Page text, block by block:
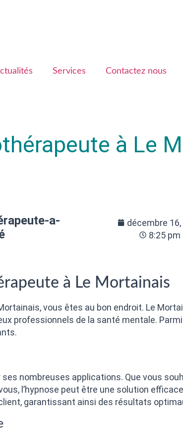
Services Contactez nous
à Le
a-
décembre
8:25 pm
à Le Mortainais
vous êtes au bon endroit. Le
professionnels de la santé mentale.
nombreuses applications. Que vous
l’hypnose peut être une solution
garantissant ainsi des résultats